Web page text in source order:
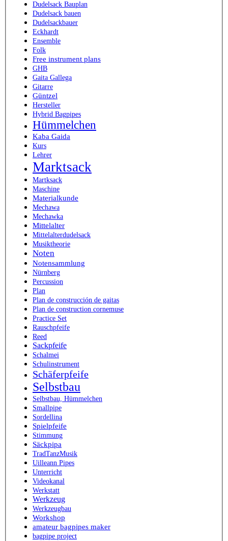
Dudelsack Bauplan
Dudelsack bauen
Dudelsackbauer
Eckhardt
Ensemble
Folk
Free instrument plans
GHB
Gaita Gallega
Gitarre
Güntzel
Hersteller
Hybrid Bagpipes
Hümmelchen
Kaba Gaida
Kurs
Lehrer
Marktsack
Martksack
Maschine
Materialkunde
Mechawa
Mechawka
Mittelalter
Mittelalterdudelsack
Musiktheorie
Noten
Notensammlung
Nürnberg
Percussion
Plan
Plan de construcción de gaitas
Plan de construction cornemuse
Practice Set
Rauschpfeife
Reed
Sackpfeife
Schalmei
Schulinstrument
Schäferpfeife
Selbstbau
Selbstbau, Hümmelchen
Smallpipe
Sordellina
Spielpfeife
Stimmung
Säckpipa
TradTanzMusik
Uilleann Pipes
Unterricht
Videokanal
Werkstatt
Werkzeug
Werkzeugbau
Workshop
amateur bagpipes maker
bagpipe project